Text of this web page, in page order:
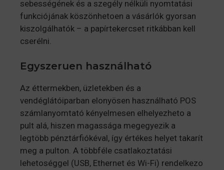
sebességének és a szegély nélküli nyomtatási
funkciójának köszönhetoen a vásárlók gyorsan
kiszolgálhatók – a papírtekercset ritkábban kell
cserélni.
Egyszeruen használható
Az éttermekben, üzletekben és a
vendéglátóiparban elonyösen használható POS
számlanyomtató kényelmesen elhelyezheto a
pult alá, hiszen magassága megegyezik a
legtöbb pénztárfiókéval, így értékes helyet takarít
meg a pulton. A többféle csatlakoztatási
lehetoséggel (USB, Ethernet és Wi-Fi) rendelkezo